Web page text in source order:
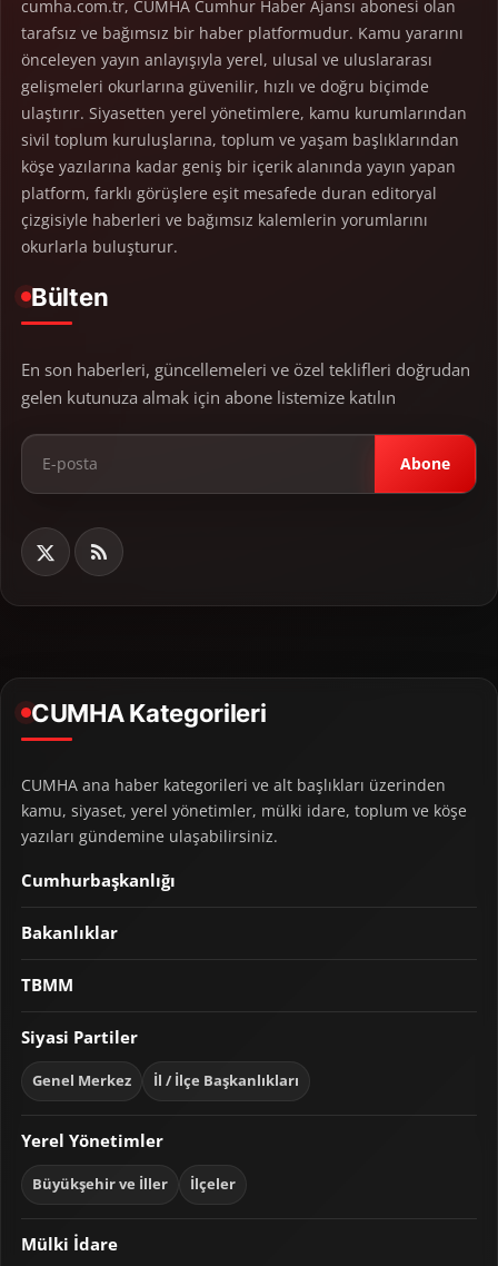
cumha.com.tr, CUMHA Cumhur Haber Ajansı abonesi olan
tarafsız ve bağımsız bir haber platformudur. Kamu yararını
önceleyen yayın anlayışıyla yerel, ulusal ve uluslararası
gelişmeleri okurlarına güvenilir, hızlı ve doğru biçimde
ulaştırır. Siyasetten yerel yönetimlere, kamu kurumlarından
sivil toplum kuruluşlarına, toplum ve yaşam başlıklarından
köşe yazılarına kadar geniş bir içerik alanında yayın yapan
platform, farklı görüşlere eşit mesafede duran editoryal
çizgisiyle haberleri ve bağımsız kalemlerin yorumlarını
okurlarla buluşturur.
Bülten
En son haberleri, güncellemeleri ve özel teklifleri doğrudan
gelen kutunuza almak için abone listemize katılın
Abone
CUMHA Kategorileri
CUMHA ana haber kategorileri ve alt başlıkları üzerinden
kamu, siyaset, yerel yönetimler, mülki idare, toplum ve köşe
yazıları gündemine ulaşabilirsiniz.
Cumhurbaşkanlığı
Bakanlıklar
TBMM
Siyasi Partiler
Genel Merkez İl / İlçe Başkanlıkları
Yerel Yönetimler
Büyükşehir ve İller İlçeler
Mülki İdare